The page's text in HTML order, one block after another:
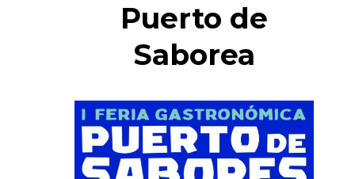
Puerto de
Saborea